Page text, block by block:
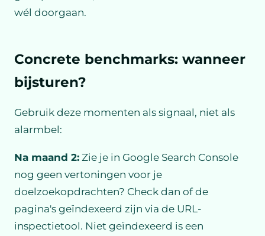
wél doorgaan.
Concrete benchmarks: wanneer
bijsturen?
Gebruik deze momenten als signaal, niet als
alarmbel:
Na maand 2:Zie je in Google Search Console
nog geen vertoningen voor je
doelzoekopdrachten? Check dan of de
pagina's geïndexeerd zijn via de URL-
inspectietool. Niet geïndexeerd is een